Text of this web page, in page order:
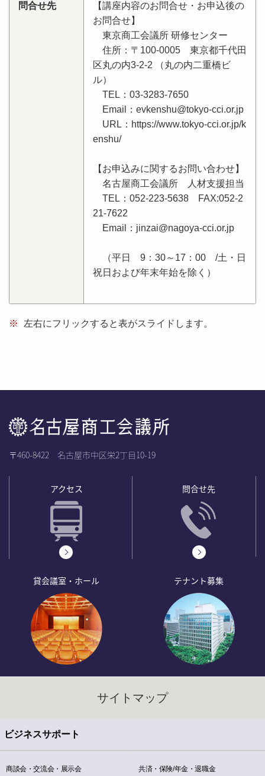
問合せ先
【講座内容のお問合せ・お申込後の
お問合せ】
東京商工会議所 研修センター
住所：〒100-0005 東京都千代田
区丸の内3-2-2 （丸の内二重橋ビ
ル）
TEL：03-3283-7650
Email：evkenshu@tokyo-cci.or.jp
URL：https://www.tokyo-cci.or.jp/k
enshu/
【お申込みに関するお問い合わせ】
名古屋商工会議所 人材支援担当
TEL：052-223-5638 FAX:052-2
21-7622
Email：jinzai@nagoya-cci.or.jp
（平日 9：30～17：00 /土・日
祝日および年末年始を除く）
※ 左右にフリックすると表がスライドします。
〒460-8422 名古屋市中区栄2丁目10-19
アクセス 問合せ先
貸会議室・ホール テナント募集
サイトマップ
ビジネスサポート
商談会・交流会・展示会 共済・保険/年金・退職金